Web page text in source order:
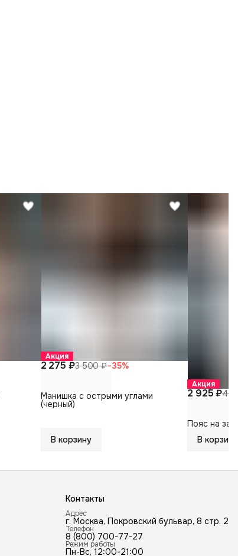
Акция
2 275 ₽3 500 ₽−35%
Манишка с острыми углами
(черный)
В корзину
Акция
2 925 ₽4
Пояс на
В корзину
Контакты
Адрес
г. Москва, Покровский бульвар, 8 стр. 2
Телефон
8 (800) 700-77-27
Режим работы
Пн-Вс, 12:00-21:00